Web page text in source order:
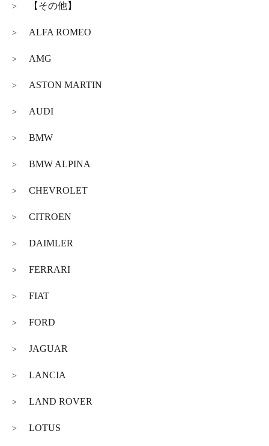
> 【その他】
> ALFA ROMEO
> AMG
> ASTON MARTIN
> AUDI
> BMW
> BMW ALPINA
> CHEVROLET
> CITROEN
> DAIMLER
> FERRARI
> FIAT
> FORD
> JAGUAR
> LANCIA
> LAND ROVER
> LOTUS